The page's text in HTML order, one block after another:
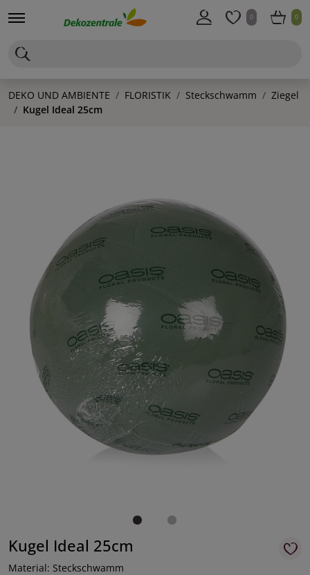
0 0
DEKO UND AMBIENTE FLORISTIK Steckschwamm
Ziegel
Kugel Ideal 25cm
Kugel Ideal 25cm
Material: Steckschwamm